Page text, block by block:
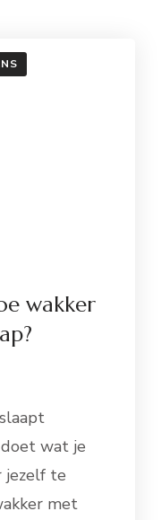
wakker
doet wat je
jezelf te
met